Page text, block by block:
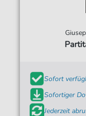
Sofort
Sofortiger
Jederzeit